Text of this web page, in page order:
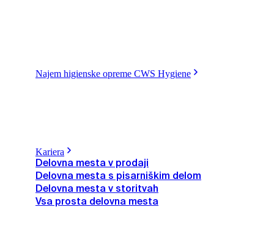
Najem higienske opreme CWS Hygiene
Kariera
Delovna mesta v prodaji
Delovna mesta s pisarniškim delom
Delovna mesta v storitvah
Vsa prosta delovna mesta